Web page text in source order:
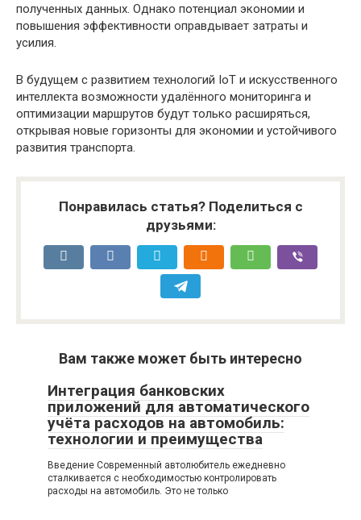
полученных данных. Однако потенциал экономии и
повышения эффективности оправдывает затраты и
усилия.
В будущем с развитием технологий IoT и искусственного
интеллекта возможности удалённого мониторинга и
оптимизации маршрутов будут только расширяться,
открывая новые горизонты для экономии и устойчивого
развития транспорта.
Понравилась статья? Поделиться с
друзьями:
Вам также может быть интересно
Интеграция банковских
приложений для автоматического
учёта расходов на автомобиль:
технологии и преимущества
Введение Современный автолюбитель ежедневно
сталкивается с необходимостью контролировать
расходы на автомобиль. Это не только